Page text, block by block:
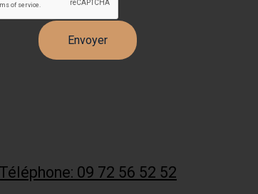
Téléphone: 09 72 56 52 52